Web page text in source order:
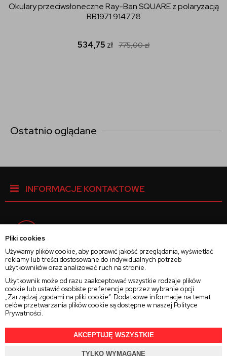
Pliki cookies
Używamy plików cookie, aby poprawić jakość przeglądania, wyświetlać
reklamy lub treści dostosowane do indywidualnych potrzeb
użytkowników oraz analizować ruch na stronie.
Użytkownik może od razu zaakceptować wszystkie rodzaje plików
cookie lub ustawić osobiste preferencje poprzez wybranie opcji
„Zarządzaj zgodami na pliki cookie”. Dodatkowe informacje na temat
celów przetwarzania plików cookie są dostępne w naszej Polityce
Prywatności.
AKCEPTUJĘ WSZYSTKIE
TYLKO WYMAGANE
Okulary przeciwsłoneczne Ray-Ban SQUARE z polaryzacją
RB1971 914778
534,75 zł 775,00zł
Ostatnio oglądane
INFORMACJE KONTAKTOWE
Instagram
Twitter
2025 © Wszelkie Prawa ZastrzeżoneRajsoczewek.pl